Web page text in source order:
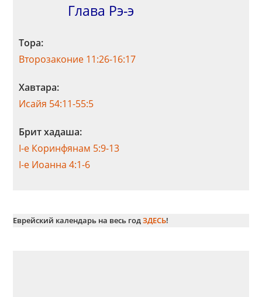
Глава Рэ-э
Тора:
Второзаконие 11:26-16:17
Хавтара:
Исайя 54:11-55:5
Брит хадаша:
I-е Коринфянам 5:9-13
I-е Иоанна 4:1-6
Eврейский кaлендарь на весь годЗДЕСЬ!